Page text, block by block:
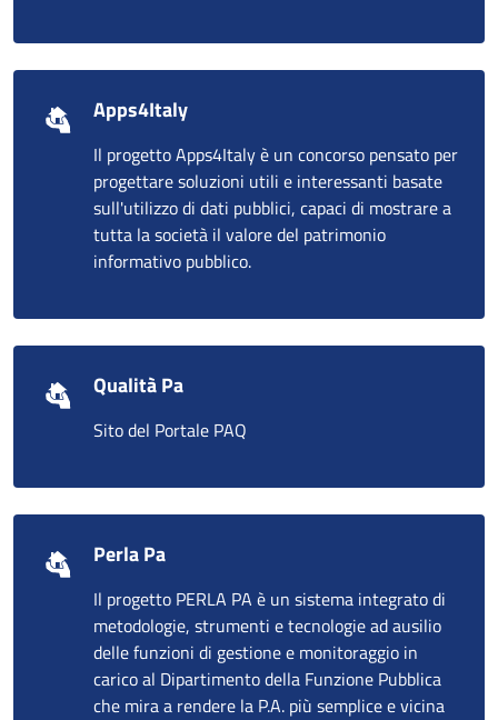
Apps4Italy
Il progetto Apps4Italy è un concorso pensato per
progettare soluzioni utili e interessanti basate
sull'utilizzo di dati pubblici, capaci di mostrare a
tutta la società il valore del patrimonio
informativo pubblico.
Qualità Pa
Sito del Portale PAQ
Perla Pa
Il progetto PERLA PA è un sistema integrato di
metodologie, strumenti e tecnologie ad ausilio
delle funzioni di gestione e monitoraggio in
carico al Dipartimento della Funzione Pubblica
che mira a rendere la P.A. più semplice e vicina